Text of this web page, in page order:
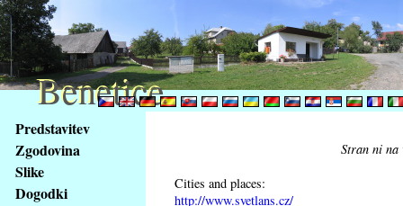
obsah
stránky
Klávesové
zkratky
Predstavitev
Zgodovina
Slike
Dogodki
Stran ni na
Cities and places:
http://www.svetlans.cz/
Benetice
Benetice